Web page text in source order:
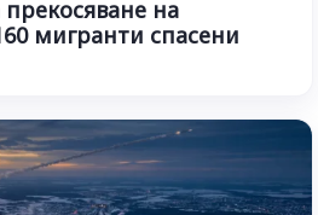
на
мигранти спасени